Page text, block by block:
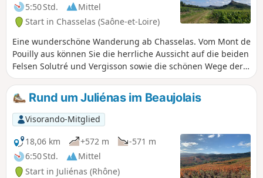
5:50 Std.
Mittel
Start in Chasselas (Saône-et-Loire)
Eine wunderschöne Wanderung ab Chasselas. Vom Mont de
Pouilly aus können Sie die herrliche Aussicht auf die beiden
Felsen Solutré und Vergisson sowie die schönen Wege der
Grange du Bois genießen. Sie entdecken die
Weinbaulandschaft sowie die Felder und Wälder der Region
mit der Grange du Bois. Eine sportliche Wanderung, die
Liebhaber der freien Natur begeistern wird.
Rund um Juliénas im Beaujolais
Visorando-Mitglied
18,06 km
+572 m
-571 m
6:50 Std.
Mittel
Start in Juliénas (Rhône)